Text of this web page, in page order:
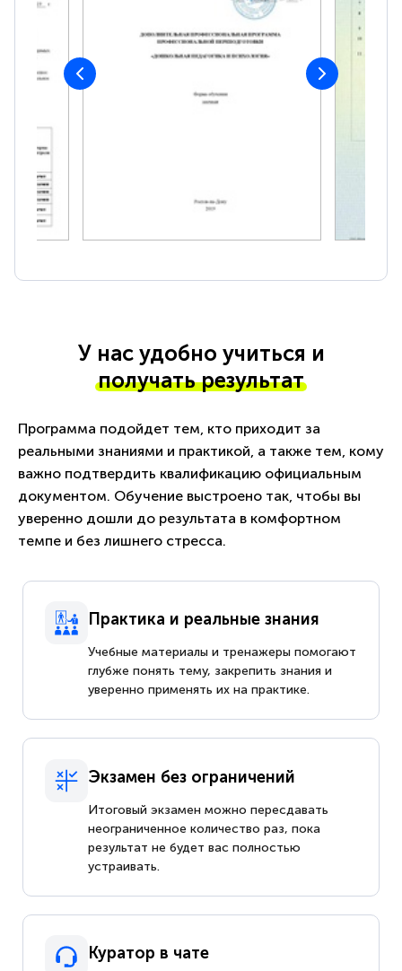
У нас удобно учиться и
получать результат
Программа подойдет тем, кто приходит за
реальными знаниями и практикой, а также тем, кому
важно подтвердить квалификацию официальным
документом. Обучение выстроено так, чтобы вы
уверенно дошли до результата в комфортном
темпе и без лишнего стресса.
Практика и реальные знания
Учебные материалы и тренажеры помогают
глубже понять тему, закрепить знания и
уверенно применять их на практике.
Экзамен без ограничений
Итоговый экзамен можно пересдавать
неограниченное количество раз, пока
результат не будет вас полностью
устраивать.
Куратор в чате